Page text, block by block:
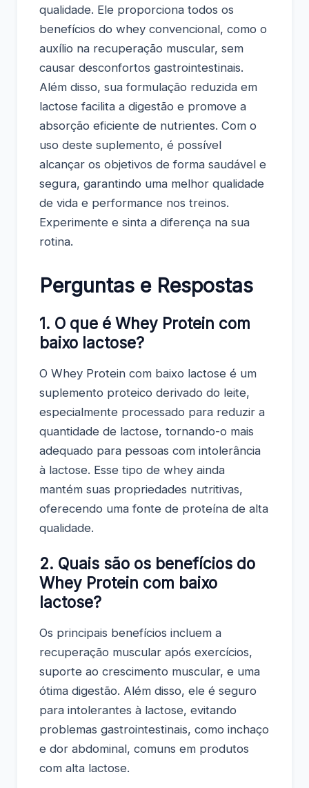
qualidade. Ele proporciona todos os
benefícios do whey convencional, como o
auxílio na recuperação muscular, sem
causar desconfortos gastrointestinais.
Além disso, sua formulação reduzida em
lactose facilita a digestão e promove a
absorção eficiente de nutrientes. Com o
uso deste suplemento, é possível
alcançar os objetivos de forma saudável e
segura, garantindo uma melhor qualidade
de vida e performance nos treinos.
Experimente e sinta a diferença na sua
rotina.
Perguntas e Respostas
1. O que é Whey Protein com
baixo lactose?
O Whey Protein com baixo lactose é um
suplemento proteico derivado do leite,
especialmente processado para reduzir a
quantidade de lactose, tornando-o mais
adequado para pessoas com intolerância
à lactose. Esse tipo de whey ainda
mantém suas propriedades nutritivas,
oferecendo uma fonte de proteína de alta
qualidade.
2. Quais são os benefícios do
Whey Protein com baixo
lactose?
Os principais benefícios incluem a
recuperação muscular após exercícios,
suporte ao crescimento muscular, e uma
ótima digestão. Além disso, ele é seguro
para intolerantes à lactose, evitando
problemas gastrointestinais, como inchaço
e dor abdominal, comuns em produtos
com alta lactose.